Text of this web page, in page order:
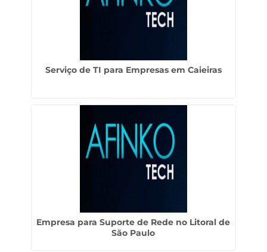
Serviço de TI para Empresas em Caieiras
Empresa para Suporte de Rede no Litoral de
São Paulo